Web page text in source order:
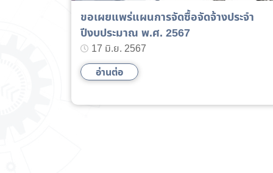
ขอเผยแพร่แผนการจัดซื้อจัดจ้างประจำ
ปีงบประมาณ พ.ศ. 2567
17 มิ.ย. 2567
อ่านต่อ